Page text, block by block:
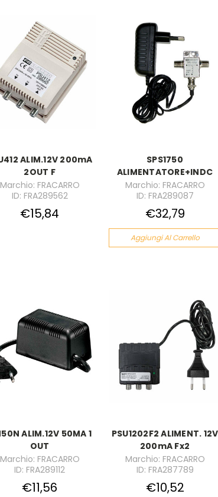
ALIM.12V 200mA
2OUT F
Marchio: FRACARRO
ID: FRA289562
€15,84
SPS1750
ALIMENTATORE+INDC
Marchio: FRACARRO
ID: FRA289087
€32,79
Aggiungi Al Carrello
ALIM.12V 50MA 1
OUT
Marchio: FRACARRO
ID: FRA289112
€11,56
PSU1202F2 ALIMENT. 12V
200mA Fx2
Marchio: FRACARRO
ID: FRA287789
€10,52